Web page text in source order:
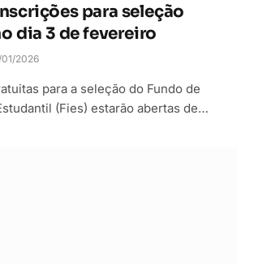
para seleção
dia 3 de fevereiro
01/2026
para a seleção do Fundo de
(Fies) estarão abertas de…